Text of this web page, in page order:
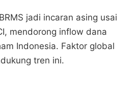
jadi incaran asing usai
mendorong inflow dana
Indonesia. Faktor global
tren ini.